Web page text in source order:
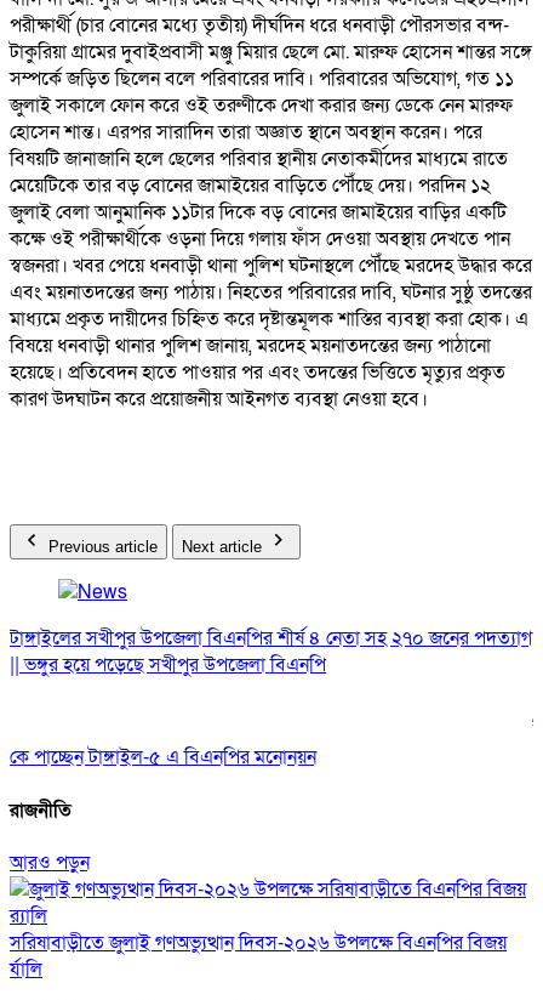
পরীক্ষার্থী (চার বোনের মধ্যে তৃতীয়) দীর্ঘদিন ধরে ধনবাড়ী পৌরসভার বন্দ-
টাকুরিয়া গ্রামের দুবাইপ্রবাসী মঞ্জু মিয়ার ছেলে মো. মারুফ হোসেন শান্তর সঙ্গে
সম্পর্কে জড়িত ছিলেন বলে পরিবারের দাবি। পরিবারের অভিযোগ, গত ১১
জুলাই সকালে ফোন করে ওই তরুণীকে দেখা করার জন্য ডেকে নেন মারুফ
হোসেন শান্ত। এরপর সারাদিন তারা অজ্ঞাত স্থানে অবস্থান করেন। পরে
বিষয়টি জানাজানি হলে ছেলের পরিবার স্থানীয় নেতাকর্মীদের মাধ্যমে রাতে
মেয়েটিকে তার বড় বোনের জামাইয়ের বাড়িতে পৌঁছে দেয়। পরদিন ১২
জুলাই বেলা আনুমানিক ১১টার দিকে বড় বোনের জামাইয়ের বাড়ির একটি
কক্ষে ওই পরীক্ষার্থীকে ওড়না দিয়ে গলায় ফাঁস দেওয়া অবস্থায় দেখতে পান
স্বজনরা। খবর পেয়ে ধনবাড়ী থানা পুলিশ ঘটনাস্থলে পৌঁছে মরদেহ উদ্ধার করে
এবং ময়নাতদন্তের জন্য পাঠায়। নিহতের পরিবারের দাবি, ঘটনার সুষ্ঠু তদন্তের
মাধ্যমে প্রকৃত দায়ীদের চিহ্নিত করে দৃষ্টান্তমূলক শাস্তির ব্যবস্থা করা হোক। এ
বিষয়ে ধনবাড়ী থানার পুলিশ জানায়, মরদেহ ময়নাতদন্তের জন্য পাঠানো
হয়েছে। প্রতিবেদন হাতে পাওয়ার পর এবং তদন্তের ভিত্তিতে মৃত্যুর প্রকৃত
কারণ উদঘাটন করে প্রয়োজনীয় আইনগত ব্যবস্থা নেওয়া হবে।
Previous article Next article
টাঙ্গাইলের সখীপুর উপজেলা বিএনপির শীর্ষ ৪ নেতা সহ ২৭০ জনের পদত্যাগ
|| ভঙ্গুর হয়ে পড়েছে সখীপুর উপজেলা বিএনপি
কে পাচ্ছেন টাঙ্গাইল-৫ এ বিএনপির মনোনয়ন
রাজনীতি
আরও পড়ুন
সরিষাবাড়ীতে জুলাই গণঅভ্যুত্থান দিবস-২০২৬ উপলক্ষে বিএনপির বিজয়
র্যালি